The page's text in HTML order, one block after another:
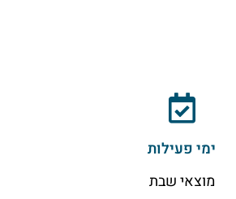
ימי פעילות
מוצאי שבת